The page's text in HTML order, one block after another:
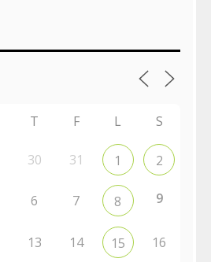
T F L S
30 31 1 2
6 7 8 9
13 14 15 16